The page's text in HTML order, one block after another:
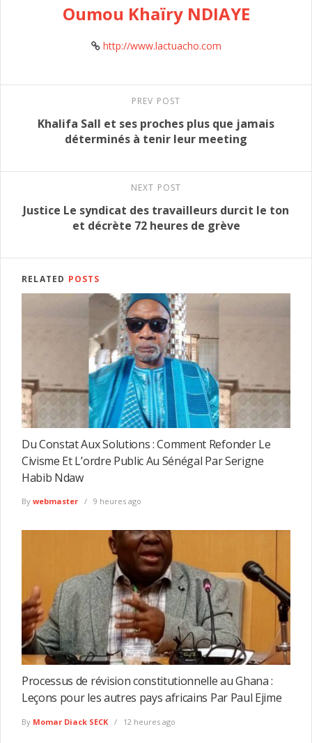
Oumou Khaïry NDIAYE
http://www.lactuacho.com
PREV POST
Khalifa Sall et ses proches plus que jamais
déterminés à tenir leur meeting
NEXT POST
Justice Le syndicat des travailleurs durcit le ton
et décrète 72 heures de grève
RELATED POSTS
Du Constat Aux Solutions : Comment Refonder Le
Civisme Et L’ordre Public Au Sénégal Par Serigne
Habib Ndaw
By webmaster 9 heures ago
Processus de révision constitutionnelle au Ghana :
Leçons pour les autres pays africains Par Paul Ejime
By Momar Diack SECK 12 heures ago